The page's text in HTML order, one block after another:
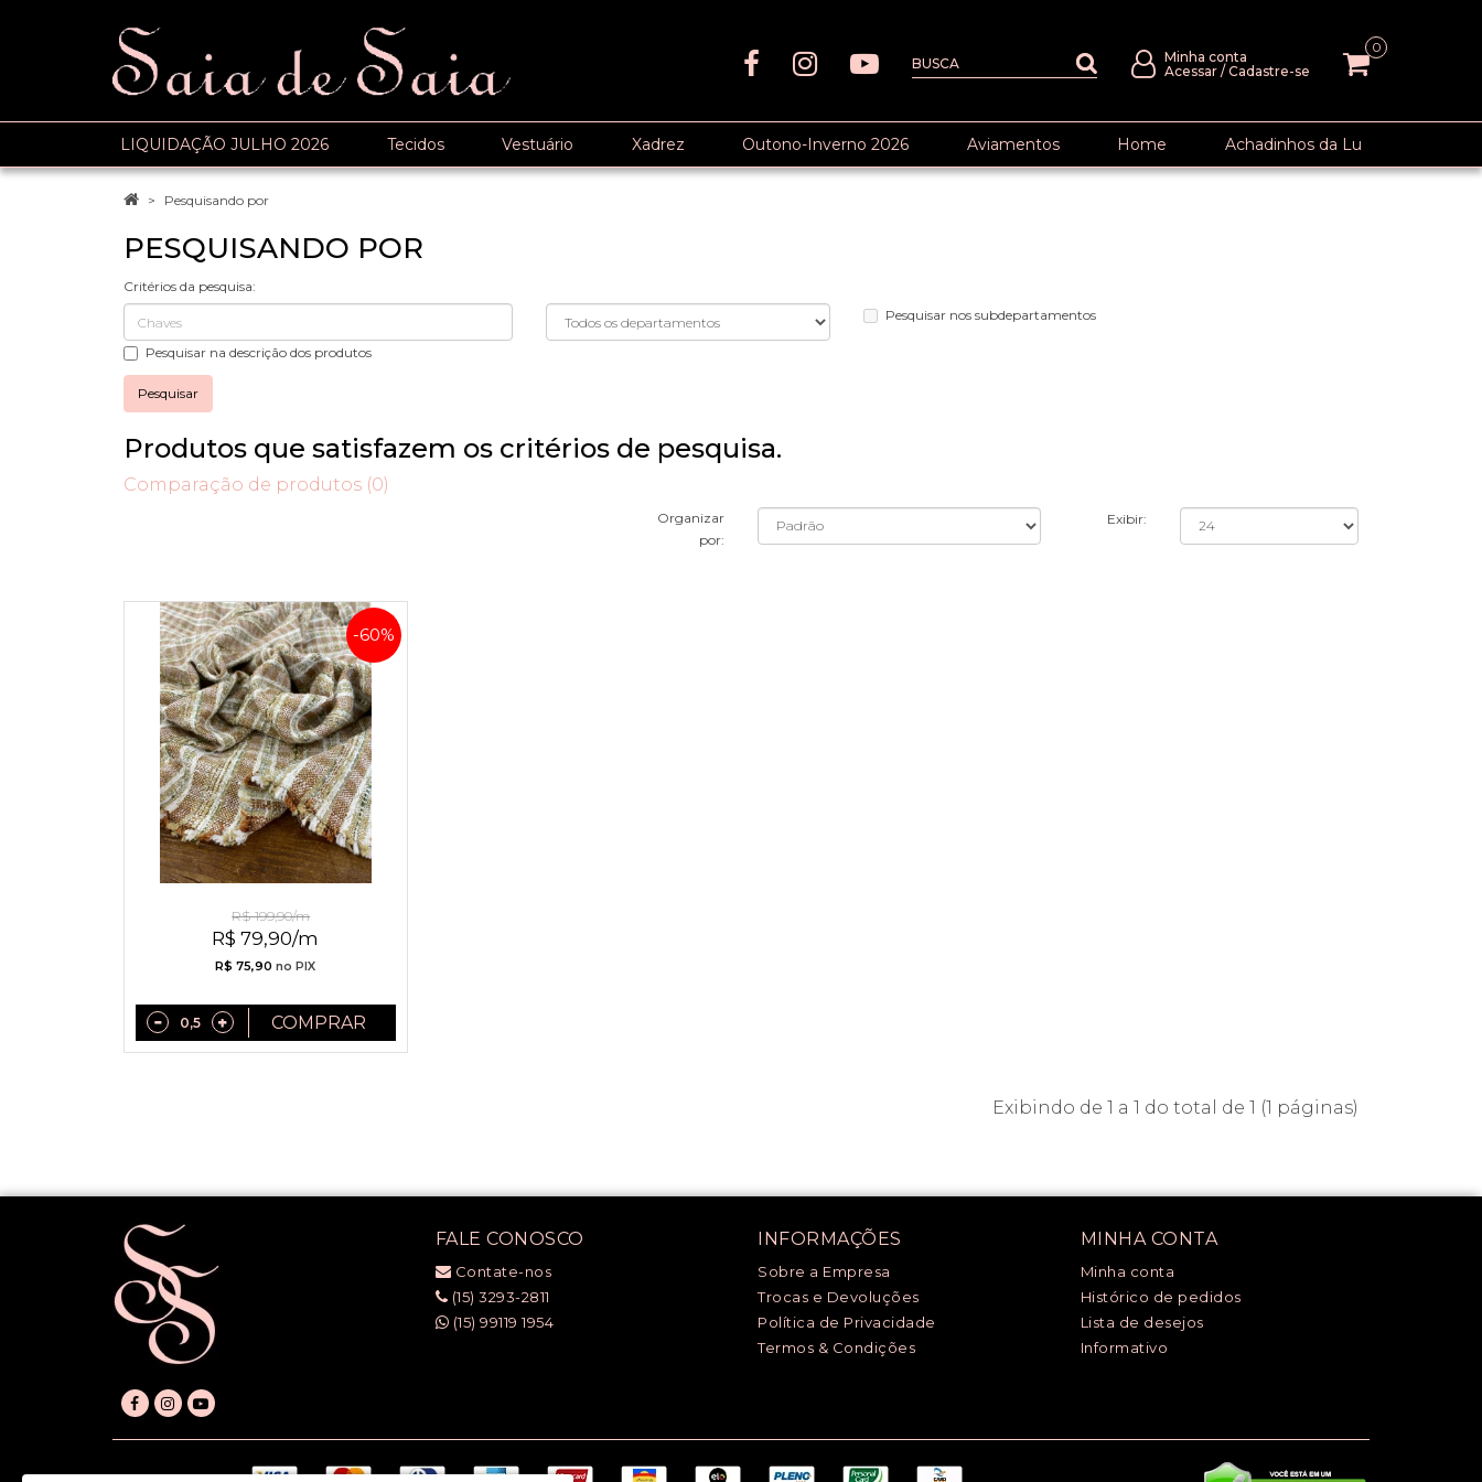
Minha conta
Acessar / Cadastre-se
0
LIQUIDAÇÃO JULHO 2026 Tecidos Vestuário Xadrez Outono-Inverno 2026 Aviamentos Home Achadinhos da Lu
Pesquisando por
PESQUISANDO POR
Critérios da pesquisa:
Pesquisar nos subdepartamentos
Pesquisar na descrição dos produtos
Produtos que satisfazem os critérios de pesquisa.
Comparação de produtos (0)
Organizar
por:
Exibir:
Lurex Bordado
R$ 79,90/m
R$ 199,90/m
-60%
R$ 75,90 no PIX
COMPRAR
Exibindo de 1 a 1 do total de 1 (1 páginas)
FALE CONOSCO
Contate-nos
(15) 3293-2811
(15) 99119 1954
INFORMAÇÕES
Sobre a Empresa
Trocas e Devoluções
Política de Privacidade
Termos & Condições
MINHA CONTA
Minha conta
Histórico de pedidos
Lista de desejos
Informativo